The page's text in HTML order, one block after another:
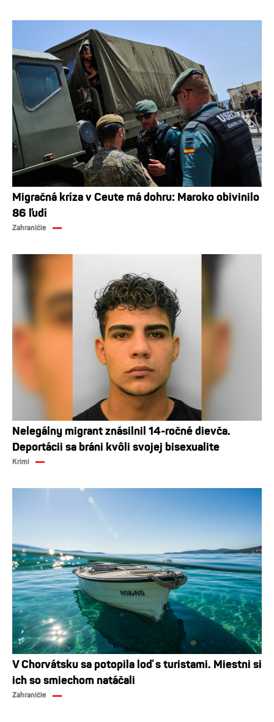
Migračná kríza v Ceute má dohru: Maroko obivinilo
86 ľudí
Zahraničie
Nelegálny migrant znásilnil 14-ročné dievča.
Deportácii sa bráni kvôli svojej bisexualite
Krimi
V Chorvátsku sa potopila loď s turistami. Miestni si
ich so smiechom natáčali
Zahraničie